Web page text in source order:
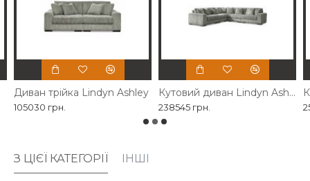
Диван трійка Lindyn Ashley
105030 грн.
Кутовий диван Lindyn Ashley сірого кольору
238545 грн.
З ЦІЄЇ КАТЕГОРІЇ ІНШІ